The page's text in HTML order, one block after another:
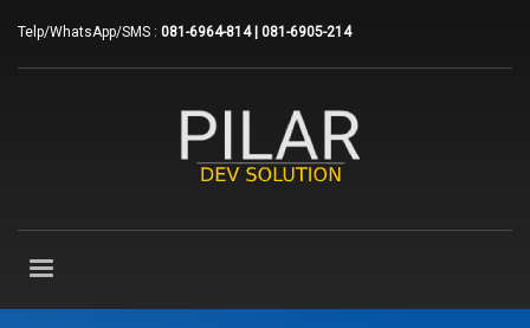
Telp/WhatsApp/SMS : 081-6964-814 | 081-6905-214